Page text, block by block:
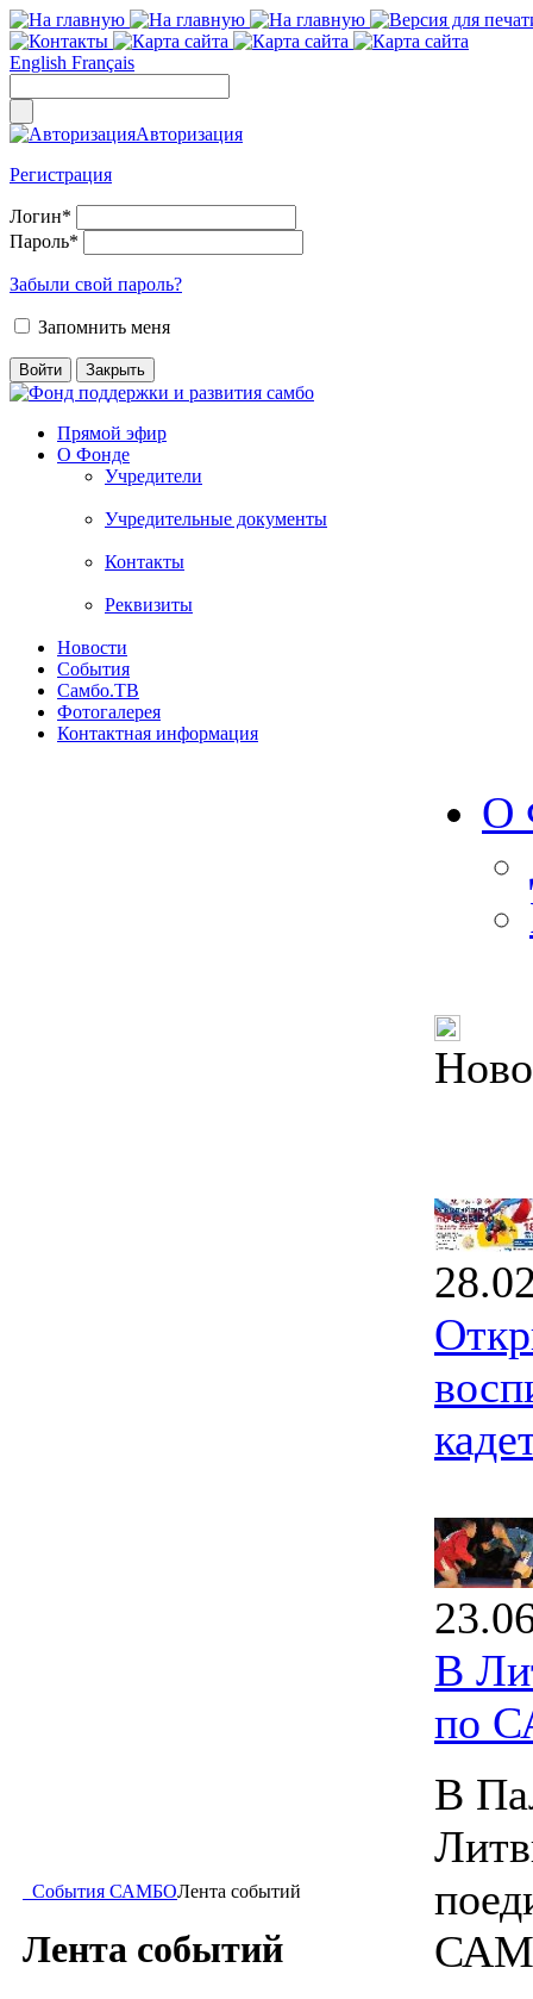
English Français
Авторизация
Регистрация
Логин*
Пароль*
Забыли свой пароль?
Запомнить меня
Прямой эфир
О Фонде
Учредители
Учредительные документы
Контакты
Реквизиты
Новости
События
Самбо.ТВ
Фотогалерея
Контактная информация
События САМБОЛента событий
Лента событий
О
В
по
В